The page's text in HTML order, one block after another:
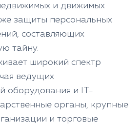
и движимых
защиты персональных
составляющих
тайну.
широкий спектр
ведущих
оборудования и IT-
органы, крупные
и торговые